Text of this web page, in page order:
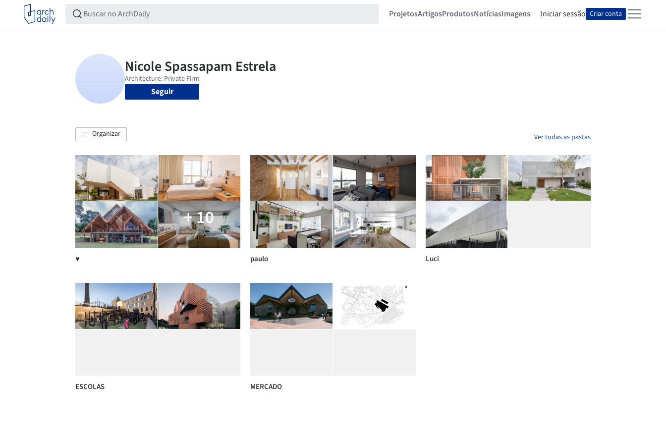
ProjetosArtigosProdutosNotíciasImagens Iniciar sessão Criar conta
Seguir
Organizar Ver todas as pastas
+ 10
♥️ paulo Luci
ESCOLAS MERCADO